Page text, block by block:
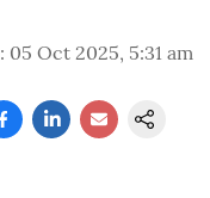
: 05 Oct 2025, 5:31 am